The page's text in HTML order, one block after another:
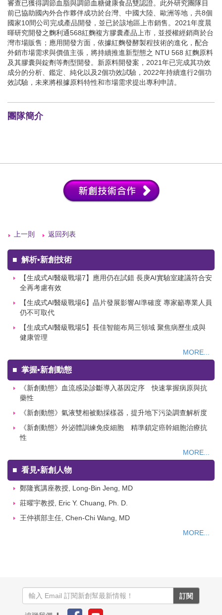
審查已獲得調節血脂與調節血糖健康食品雙認證。此外研究團隊目
前已協助國內外合作夥伴成功於台灣、中國大陸、歐洲等地，共8個
國家10間公司完成產品開發，並已於該地區上市銷售。2021年度晨
暉研究開發之麴利通568紅麴複方膠囊產品上市，並授權經銷商於台
灣市場販售；應用開發方面，依據紅麴發酵製程技術的進化，配合
外銷市場需求與價值主張，將持續推進新型態之 NTU 568 紅麴原料
及其膠囊與錠劑等劑型開發。新原料開發案，2021年已完成其功效
成分的分析、鑑定、純化以及2個功效試驗，2022年持續進行2個功
效試驗，未來將根據原料特性和市場需求提出專利申請。
團隊簡介
上一則 返回列表
■ 解析▪新創技術
【生成式AI醫級戰場7】應用仍在試錯 長庚AI實驗室建議符合安
全再考慮有效
【生成式AI醫級戰場6】晶片發展影響AI準確度 專家籲專業人員
仍不可取代
【生成式AI醫級戰場5】長佳智能布局三領域 聚焦病歷生成與
健康管理
MORE...
■ 掌握▪新創動態
《新創動態》血流感染診斷導入基因定序 快速掌握病原與抗
藥性
《新創動態》氣液雙相被動採樣器，提升地下污染調查解析度
《新創動態》外泌體訓練免疫細胞 精準鎖定癌幹細胞治療抗
性
MORE...
■ 看見▪新創人物
鄭隆賓講座教授, Long-Bin Jeng, MD
莊曜宇教授, Eric Y. Chuang, Ph. D.
王仲祺部主任, Chen-Chi Wang, MD
MORE...
訂閱